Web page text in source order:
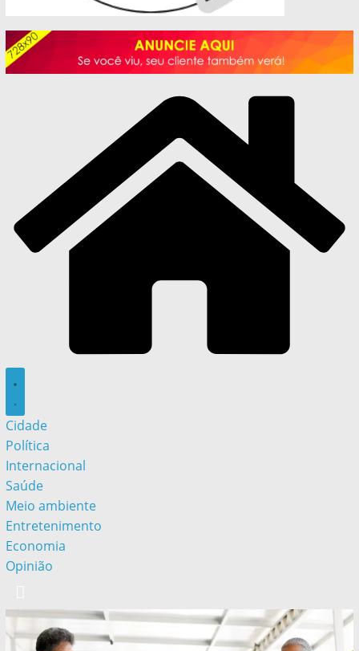
Cidade
Política
Internacional
Saúde
Meio ambiente
Entretenimento
Economia
Opinião